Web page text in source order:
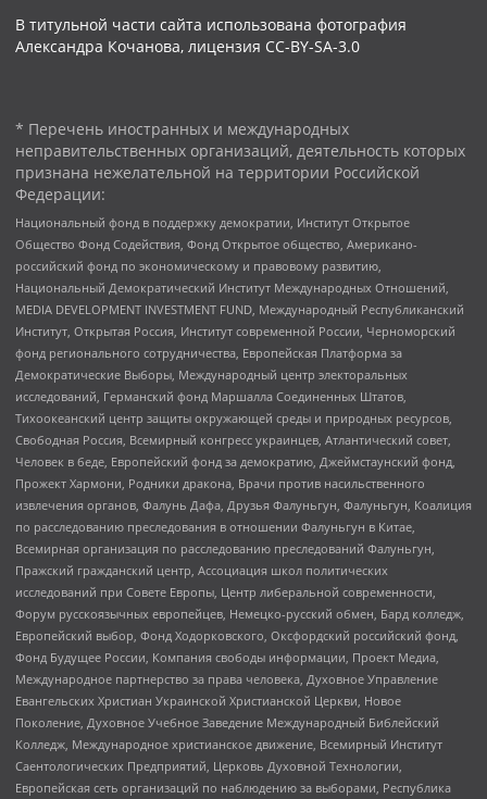
В титульной части сайта использована фотография
Александра Кочанова, лицензия CC-BY-SA-3.0
* Перечень иностранных и международных
неправительственных организаций, деятельность которых
признана нежелательной на территории Российской
Федерации:
Национальный фонд в поддержку демократии, Институт Открытое
Общество Фонд Содействия, Фонд Открытое общество, Американо-
российский фонд по экономическому и правовому развитию,
Национальный Демократический Институт Международных Отношений,
MEDIA DEVELOPMENT INVESTMENT FUND, Международный Республиканский
Институт, Открытая Россия, Институт современной России, Черноморский
фонд регионального сотрудничества, Европейская Платформа за
Демократические Выборы, Международный центр электоральных
исследований, Германский фонд Маршалла Соединенных Штатов,
Тихоокеанский центр защиты окружающей среды и природных ресурсов,
Свободная Россия, Всемирный конгресс украинцев, Атлантический совет,
Человек в беде, Европейский фонд за демократию, Джеймстаунский фонд,
Прожект Хармони, Родники дракона, Врачи против насильственного
извлечения органов, Фалунь Дафа, Друзья Фалуньгун, Фалуньгун, Коалиция
по расследованию преследования в отношении Фалуньгун в Китае,
Всемирная организация по расследованию преследований Фалуньгун,
Пражский гражданский центр, Ассоциация школ политических
исследований при Совете Европы, Центр либеральной современности,
Форум русскоязычных европейцев, Немецко-русский обмен, Бард колледж,
Европейский выбор, Фонд Ходорковского, Оксфордский российский фонд,
Фонд Будущее России, Компания свободы информации, Проект Медиа,
Международное партнерство за права человека, Духовное Управление
Евангельских Христиан Украинской Христианской Церкви, Новое
Поколение, Духовное Учебное Заведение Международный Библейский
Колледж, Международное христианское движение, Всемирный Институт
Саентологических Предприятий, Церковь Духовной Технологии,
Европейская сеть организаций по наблюдению за выборами, Республика